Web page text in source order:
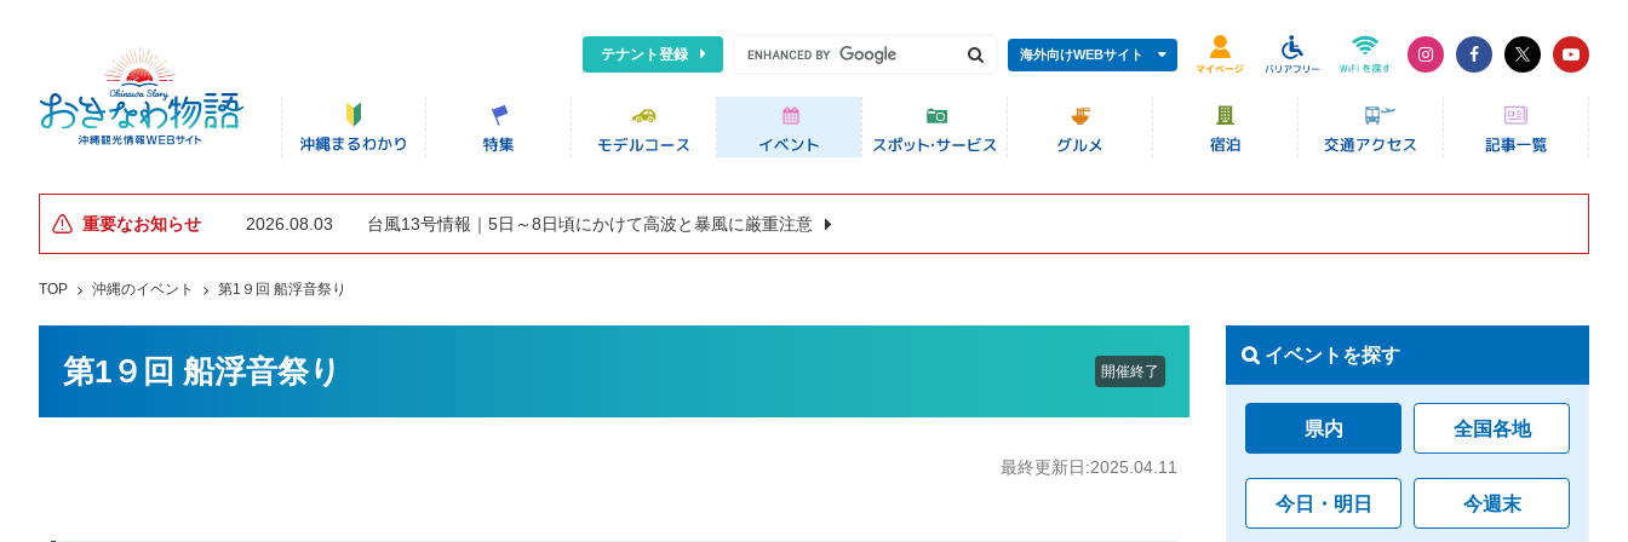
テナント登録 海外向けWEBサイト
重要なお知らせ 2026.08.03 台風13号情報｜5日～8日頃にかけて高波と暴風に厳重注意
TOP 沖縄のイベント 第1９回 船浮音祭り
第1９回 船浮音祭り 開催終了
最終更新日:2025.04.11
イベントを探す
県内 全国各地
今日・明日 今週末